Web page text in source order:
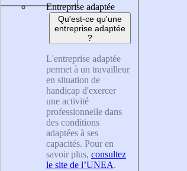
Entreprise adaptée
Qu'est-ce qu'une
entreprise adaptée
?
L'entreprise adaptée
permet à un travailleur
en situation de
handicap d'exercer
une activité
professionnelle dans
des conditions
adaptées à ses
capacités. Pour en
savoir plus, consultez
le site de l’UNEA.